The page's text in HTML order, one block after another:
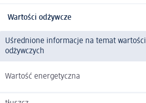
Wartości odżywcze
Uśrednione informacje na temat wartości
odżywczych
Wartość energetyczna